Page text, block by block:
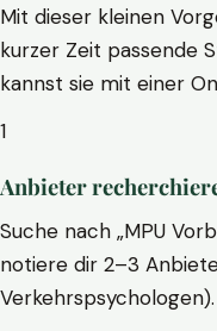
Mit dieser kleinen
kurzer Zeit passende
kannst sie mit einer
1
Anbieter
Suche nach „MPU
notiere dir 2–3
Verkehrspsychologen).